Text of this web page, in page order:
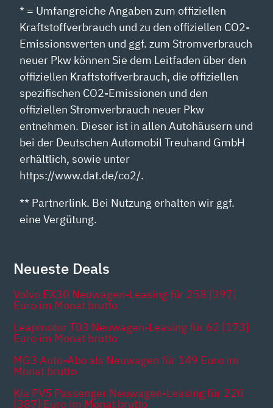
* = Umfangreiche Angaben zum offiziellen
Kraftstoffverbrauch und zu den offiziellen CO2-
Emissionswerten und ggf. zum Stromverbrauch
neuer Pkw können Sie dem Leitfaden über den
offiziellen Kraftstoffverbrauch, die offiziellen
spezifischen CO2-Emissionen und den
offiziellen Stromverbrauch neuer Pkw
entnehmen. Dieser ist in allen Autohäusern und
bei der Deutschen Automobil Treuhand GmbH
erhältlich, sowie unter
https://www.dat.de/co2/.
** Partnerlink. Bei Nutzung erhalten wir ggf.
eine Vergütung.
Neueste Deals
Volvo EX30 Neuwagen-Leasing für 258 [397]
Euro im Monat brutto
Leapmotor T03 Neuwagen-Leasing für 62 [173]
Euro im Monat brutto
MG3 Auto-Abo als Neuwagen für 149 Euro im
Monat brutto
Kia PV5 Passenger Neuwagen-Leasing für 220
[387] Euro im Monat brutto